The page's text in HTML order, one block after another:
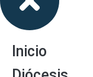
Inicio